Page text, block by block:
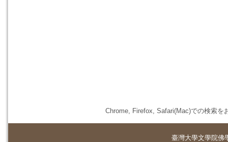
Chrome, Firefox, Safari(Mac)での検索を
臺灣大學文學院佛